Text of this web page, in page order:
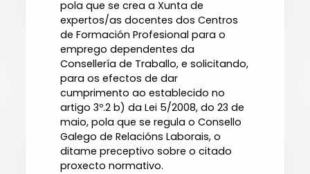
pola que se crea a Xunta de
expertos/as docentes dos Centros
de Formación Profesional para o
emprego dependentes da
Consellería de Traballo, e solicitando,
para os efectos de dar
cumprimento ao establecido no
artigo 3º.2 b) da Lei 5/2008, do 23 de
maio, pola que se regula o Consello
Galego de Relacións Laborais, o
ditame preceptivo sobre o citado
proxecto normativo.